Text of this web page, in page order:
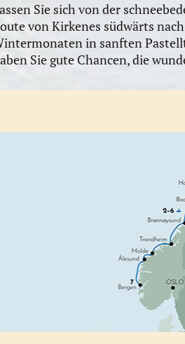
Sie sich von der
von Kirkenes südwärts
in sanften
Sie gute Chancen, die